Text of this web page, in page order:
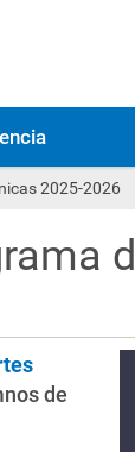
2025-2026
de